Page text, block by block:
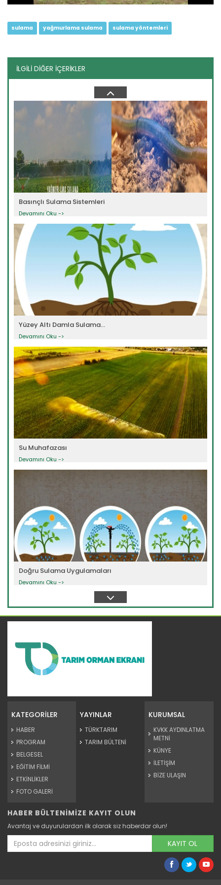
sulama yağmurlama sulama sulama yöntemleri
İLGİLİ DİĞER İÇERİKLER
SUET Bitki Su Tüketim...
Basınçlı Sulama Sistemleri
Devamını Oku ->
Yüzey Altı Damla Sulama...
Devamını Oku ->
Su Muhafazası
Devamını Oku ->
Doğru Sulama Uygulamaları
Devamını Oku ->
SUET Sulama Programlama...
Devamını Oku ->
KATEGORİLER
HABER
PROGRAM
BELGESEL
EĞİTİM FİLMİ
ETKİNLİKLER
FOTO GALERİ
YAYINLAR
TÜRKTARIM
TARIM BÜLTENİ
KURUMSAL
KVKK AYDINLATMA
METNİ
KÜNYE
İLETİŞİM
BİZE ULAŞIN
HABER BÜLTENİMİZE KAYIT OLUN
Avantaj ve duyurulardan ilk olarak siz haberdar olun!
KAYIT OL